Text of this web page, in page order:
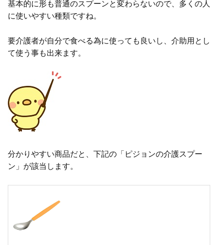
基本的に形も普通のスプーンと変わらないので、多くの人
に使いやすい種類ですね。
要介護者が自分で食べる為に使っても良いし、介助用とし
て使う事も出来ます。
分かりやすい商品だと、下記の「ピジョンの介護スプー
ン」が該当します。